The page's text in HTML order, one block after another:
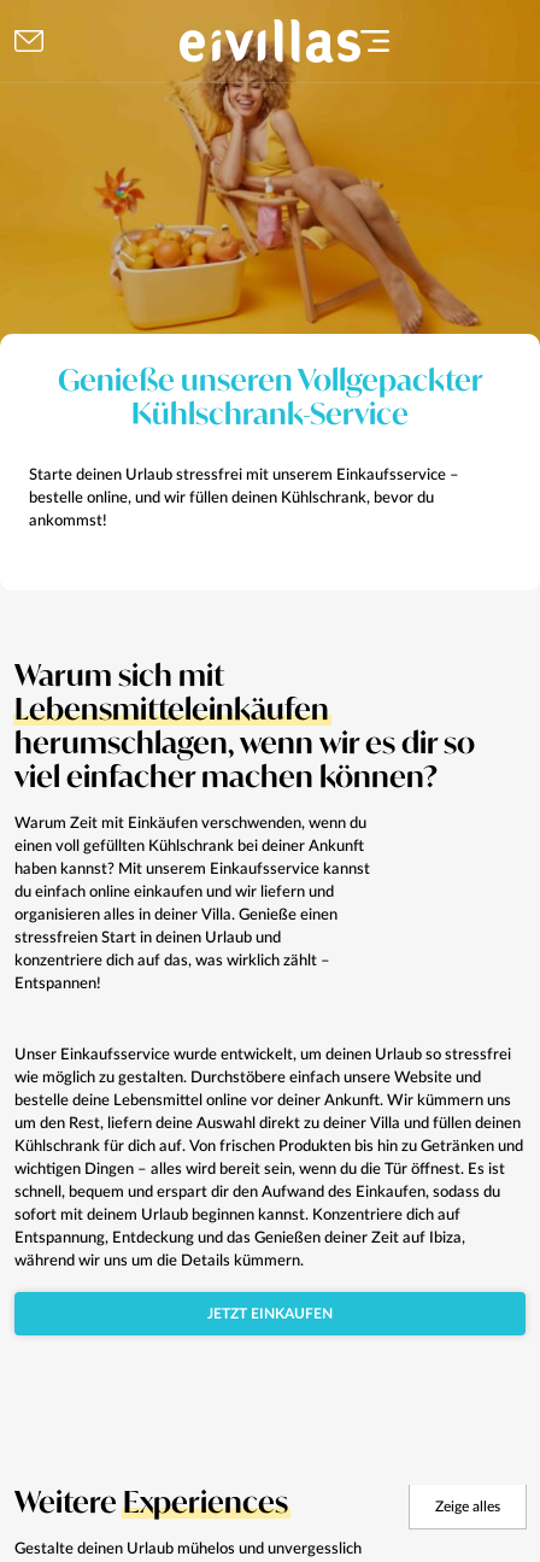
Genieße unseren Vollgepackter
Kühlschrank-Service
Starte deinen Urlaub stressfrei mit unserem Einkaufsservice –
bestelle online, und wir füllen deinen Kühlschrank, bevor du
ankommst!
Warum sich mit
Lebensmitteleinkäufen
herumschlagen, wenn wir es dir so
viel einfacher machen können?
Warum Zeit mit Einkäufen verschwenden, wenn du
einen voll gefüllten Kühlschrank bei deiner Ankunft
haben kannst? Mit unserem Einkaufsservice kannst
du einfach online einkaufen und wir liefern und
organisieren alles in deiner Villa. Genieße einen
stressfreien Start in deinen Urlaub und
konzentriere dich auf das, was wirklich zählt –
Entspannen!
Unser Einkaufsservice wurde entwickelt, um deinen Urlaub so stressfrei
wie möglich zu gestalten. Durchstöbere einfach unsere Website und
bestelle deine Lebensmittel online vor deiner Ankunft. Wir kümmern uns
um den Rest, liefern deine Auswahl direkt zu deiner Villa und füllen deinen
Kühlschrank für dich auf. Von frischen Produkten bis hin zu Getränken und
wichtigen Dingen – alles wird bereit sein, wenn du die Tür öffnest. Es ist
schnell, bequem und erspart dir den Aufwand des Einkaufen, sodass du
sofort mit deinem Urlaub beginnen kannst. Konzentriere dich auf
Entspannung, Entdeckung und das Genießen deiner Zeit auf Ibiza,
während wir uns um die Details kümmern.
JETZT EINKAUFEN
WeitereExperiences
Gestalte deinen Urlaub mühelos und unvergesslich
Zeige alles